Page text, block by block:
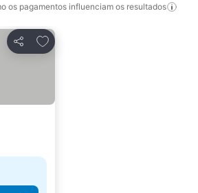
os pagamentos influenciam os resultados
Partilhar
Adicionar aos favoritos